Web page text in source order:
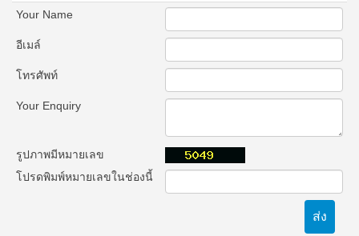
Your Name
อีเมล์
โทรศัพท์
Your Enquiry
รูปภาพมีหมายเลข
โปรดพิมพ์หมายเลขในช่องนี้